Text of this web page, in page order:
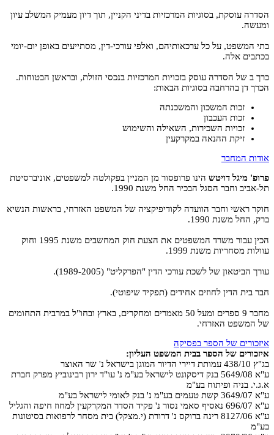
הסדרה עוסקת, בסוגיות המרכזיות בדיני הקניין, תוך דיון מעמיק המשלב עיון
ומעשה.
בתי המשפט, על כל ערכאותיהם, ואלפי עורכי-דין, מסתייעים באופן יום-יומי
בכתבים אלה.
כרך ב של הסדרה עוסק בזכויות המרכזיות בנכסי הזולת, ובראשן הבטוחות.
הכרך דן בהרחבה בסוגיות הבאות:
זכות המשכון והמשכנתה
זכות העכבון
זכויות השכירות, השאילה והשימוש
זיקת ההנאה במקרקעין
אודות המחבר
פרופ' מיגל דויטש הינו פרופסור מן המניין בפקולטה למשפטים, אוניברסיטת
תל-אביב וחבר הסגל הבכיר החל משנת 1990‏.
חוקר ראשי וחבר הוועדה לקודיפיקציה של המשפט האזרחי, בראשות הנשיא
ברק, החל משנת 1990‏.
הכין עבור משרד המשפטים את הצעת חוק המחשבים משנת 1995 וחוק
עוולות מסחריות משנת 1999‏.
עורך הביטאון של לשכת עורכי הדין "הפרקליט" (1989-2005)‏.
חבר בית הדין לחוזים אחידים (תפקיד שיפוטי)‏.
מחבר 9 ספרים ומעל 50 מאמרים ומחקרים, בארץ ובחו"ל במרבית התחומים
של המשפט האזרחי.
איזכורים של הספר בפסיקה
איזכורים של הספר בבית המשפט העליון:
בג"ץ 438/10 עמותת דיירי הדיור המוגן בישראל נ' שר האוצר
ע"א 5649/08 בנק דיסקונט לישראל בע"מ נ' עו"ד ירון רבינוביץ מפרק חברת
א.ג.י. בניה ופיתוח בע"מ
ע"א 3649/07 קשת טעמים בע"מ נ' בנק לאומי לישראל בע"מ
ע"א 696/07 נאסיף סאמי נסור נ' פקיד הסדר המקרקעין למחוז חיפה והגליל
ע"א 8127/06 רינה ברוקס נ' דרורת (י.מצקל) בית מסחר לרפואות בסיטונות
בע"מ